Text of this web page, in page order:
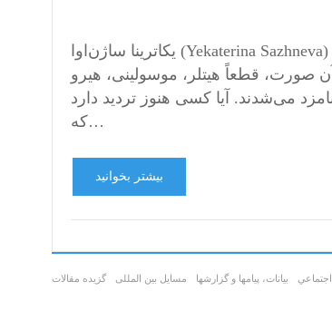
یکاترینا ساژن‌اوا (Yekaterina Sazhneva) ا. م. شیری- بالاخره، نفهمیدم که نوع بشر دیوانه شده یا دنیا وارونه گشته
قطعاً هیتلر، موسولینی، هیرو
می‌شدند. آیا کسی هنوز تردید دارد
که…
بیشتر بخوانید
گزیده مقالات مسایل بین المللی بیانات، پیامها و گزارشها